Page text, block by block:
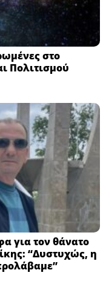
στο
Πολιτισμού
για τον θάνατο
“Δυστυχώς, η